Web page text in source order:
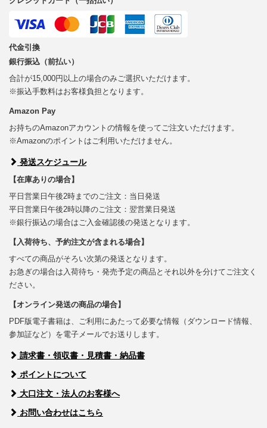
代金引換
銀行振込（前払い）
合計が15,000円以上の場合のみご選択いただけます。
※振込手数料はお客様負担となります。
Amazon Pay
お持ちのAmazonアカウントの情報を使ってご注文いただけます。
※Amazonのポイントはご利用いただけません。
発送スケジュール
【在庫ありの場合】
平日営業日午後2時までのご注文：当日発送
平日営業日午後2時以降のご注文：翌営業日発送
※銀行振込の場合はご入金確認後の発送となります。
【入荷待ち、予約注文が含まれる場合】
すべての商品がそろい次第の発送となります。
お急ぎの場合は入荷待ち・発売予定の商品とそれ以外を分けてご注文く
ださい。
【オンライン発送の商品の場合】
PDF版電子書籍は、ご利用にあたって必要な情報（ダウンロード情報、
参加証など）を電子メールでお送りします。
請求書・領収書・見積書・納品書
ポイントについて
大口注文・法人のお客様へ
お問い合わせはこちら